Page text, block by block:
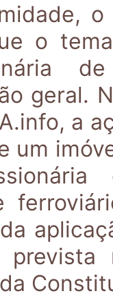
o
geral.
a
um